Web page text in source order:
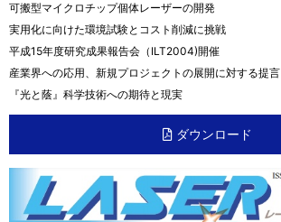
可搬型マイクロチップ個体レーザーの開発
実用化に向けた環境試験とコスト削減に挑戦
平成15年度研究成果報告会（ILT2004)開催
産業界への応用、新規プロジェクトの展開に対する提言
『光と蔭』科学技術への期待と現実
ダウンロード